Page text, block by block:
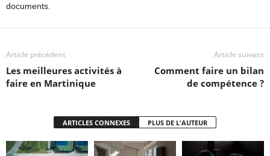
documents.
Article précédent
Les meilleures activités à
faire en Martinique
Article suivant
Comment faire un bilan
de compétence ?
ARTICLES CONNEXES PLUS DE L'AUTEUR